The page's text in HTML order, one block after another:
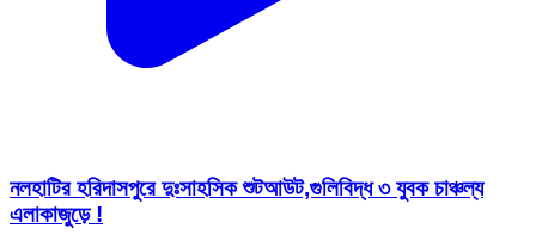
নলহাটির হরিদাসপুরে দুঃসাহসিক শুটআউট,গুলিবিদ্ধ ৩ যুবক চাঞ্চল্য
এলাকাজুড়ে !